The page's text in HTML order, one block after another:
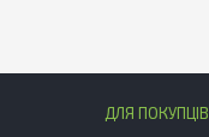
ДЛЯ ПОКУПЦІВ